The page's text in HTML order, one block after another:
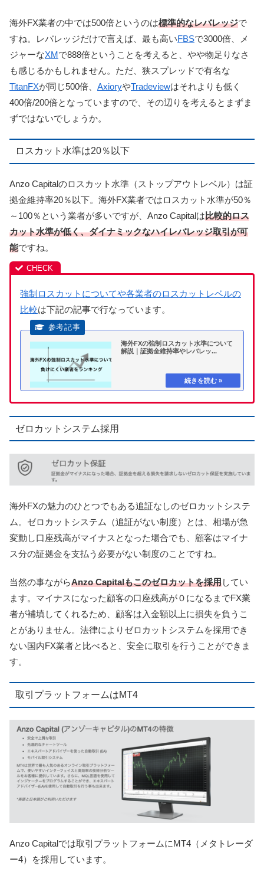
海外FX業者の中では500倍というのは標準的なレバレッジで
すね。レバレッジだけで言えば、最も高いFBSで3000倍、メ
ジャーなXMで888倍ということを考えると、やや物足りなさ
も感じるかもしれません。ただ、狭スプレッドで有名な
TitanFXが同じ500倍、 AxioryやTradeviewはそれよりも低く
400倍/200倍となっていますので、その辺りを考えるとまずま
ずではないでしょうか。
ロスカット水準は20％以下
Anzo Capitalのロスカット水準（ストップアウトレベル）は証
拠金維持率20％以下。 海外FX業者ではロスカット水準が50％
～100％という業者が多いですが、Anzo Capitalは比較的ロス
カット水準が低く、ダイナミックなハイレバレッジ取引が可
能ですね。
強制ロスカットについてや各業者のロスカットレベルの
比較は下記の記事で行なっています。
海外FXの強制ロスカット水準について
解説｜証拠金維持率やレバレッ...
ゼロカットシステム採用
海外FXの魅力のひとつでもある追証なしのゼロカットシステ
ム。ゼロカットシステム（追証がない制度）とは、相場が急
変動し口座残高がマイナスとなった場合でも、顧客はマイナ
ス分の証拠金を支払う必要がない制度のことですね。
当然の事ながらAnzo Capitalもこのゼロカットを採用してい
ます。 マイナスになった顧客の口座残高が０になるまでFX業
者が補填してくれるため、顧客は入金額以上に損失を負うこ
とがありません。 法律によりゼロカットシステムを採用でき
ない国内FX業者と比べると、安全に取引を行うことができま
す。
取引プラットフォームはMT4
Anzo Capitalでは取引プラットフォームにMT4（メタトレーダ
ー4）を採用しています。